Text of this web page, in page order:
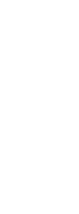
Almond) Oil